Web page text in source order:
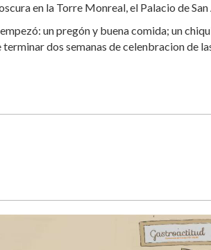
en la Torre Monreal, el Palacio de
un pregón y buena comida; un
dos semanas de celenbracion de